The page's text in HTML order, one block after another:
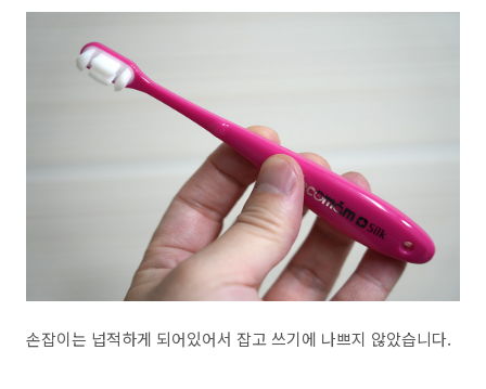
손잡이는 넙적하게 되어있어서 잡고 쓰기에 나쁘지 않았습니다.